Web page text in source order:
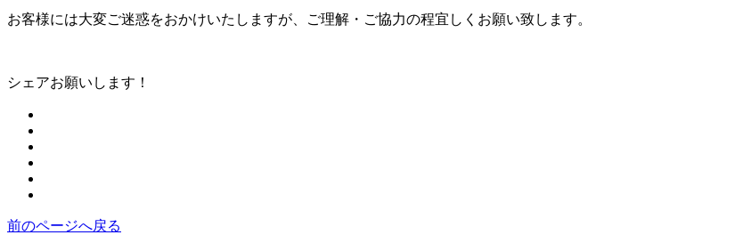
お客様には大変ご迷惑をおかけいたしますが、ご理解・ご協力の程宜しくお願い致します。
シェアお願いします！
前のページへ戻る